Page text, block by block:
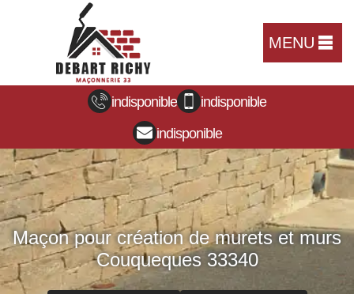
MENU
indisponible
indisponible
indisponible
Maçon pour création de murets et murs
Couqueques 33340